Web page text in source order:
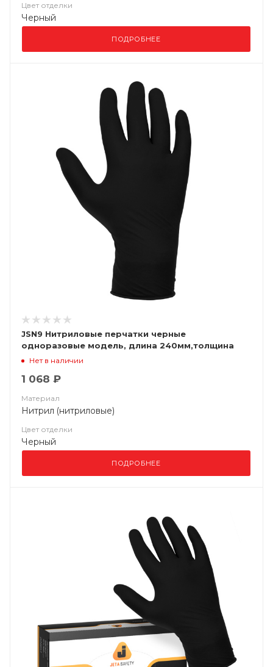
Цвет отделки
Черный
ПОДРОБНЕЕ
JSN9 Нитриловые перчатки черные
одноразовые модель, длина 240мм,толщина
0,15мм, (уп. 100шт) Jeta Saf
Нет в наличии
1 068 ₽
Материал
Нитрил (нитриловые)
Цвет отделки
Черный
ПОДРОБНЕЕ